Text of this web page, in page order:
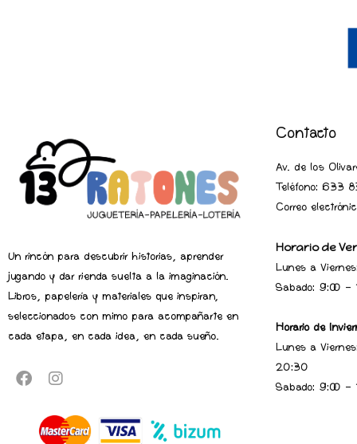
Un rincón para descubrir historias, aprender
jugando y dar rienda suelta a la imaginación.
Libros, papelería y materiales que inspiran,
seleccionados con mimo para acompañarte en
cada etapa, en cada idea, en cada sueño.
Contacto
Av. de los
Teléfono: 633
Correo
Horario de
Lunes a
Sabado: 9:00 -
Horario de
Lunes a
20:30
Sabado: 9:00 -